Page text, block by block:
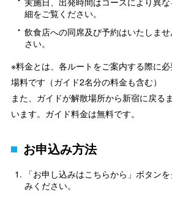
細をご覧ください。
飲食店への同席及び予約はいたしま
さい。
※料金とは、各ルートをご案内する際に
場料です（ガイド2名分の料金も含む）
また、ガイドが解散場所から新宿に戻る
います。ガイド料金は無料です。
お申込み方法
「お申し込みはこちらから」ボタン
みください。